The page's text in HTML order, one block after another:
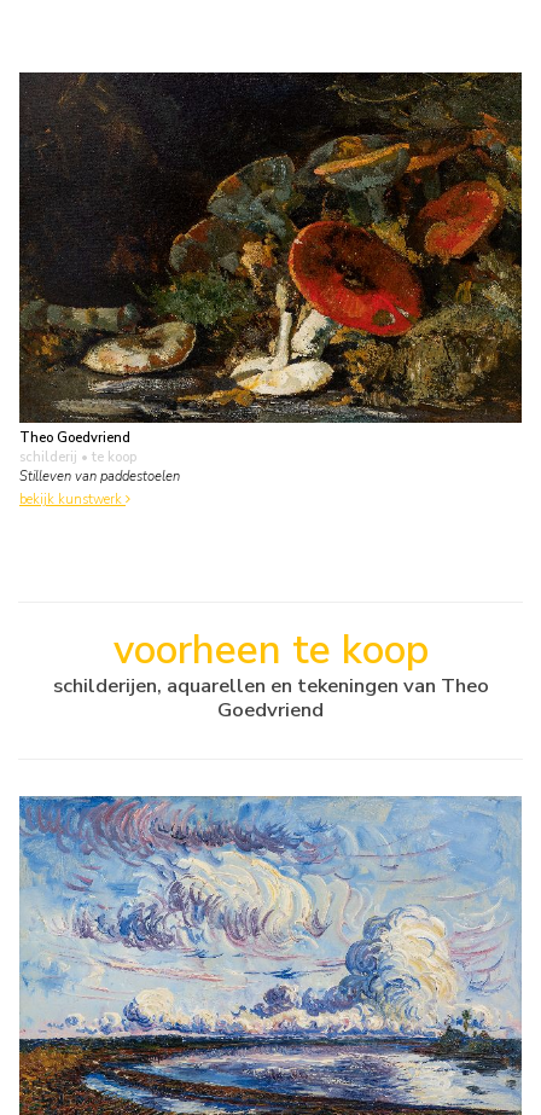
Theo Goedvriend
schilderij • te koop
Stilleven van paddestoelen
bekijk kunstwerk
voorheen te koop
schilderijen, aquarellen en tekeningen van Theo
Goedvriend